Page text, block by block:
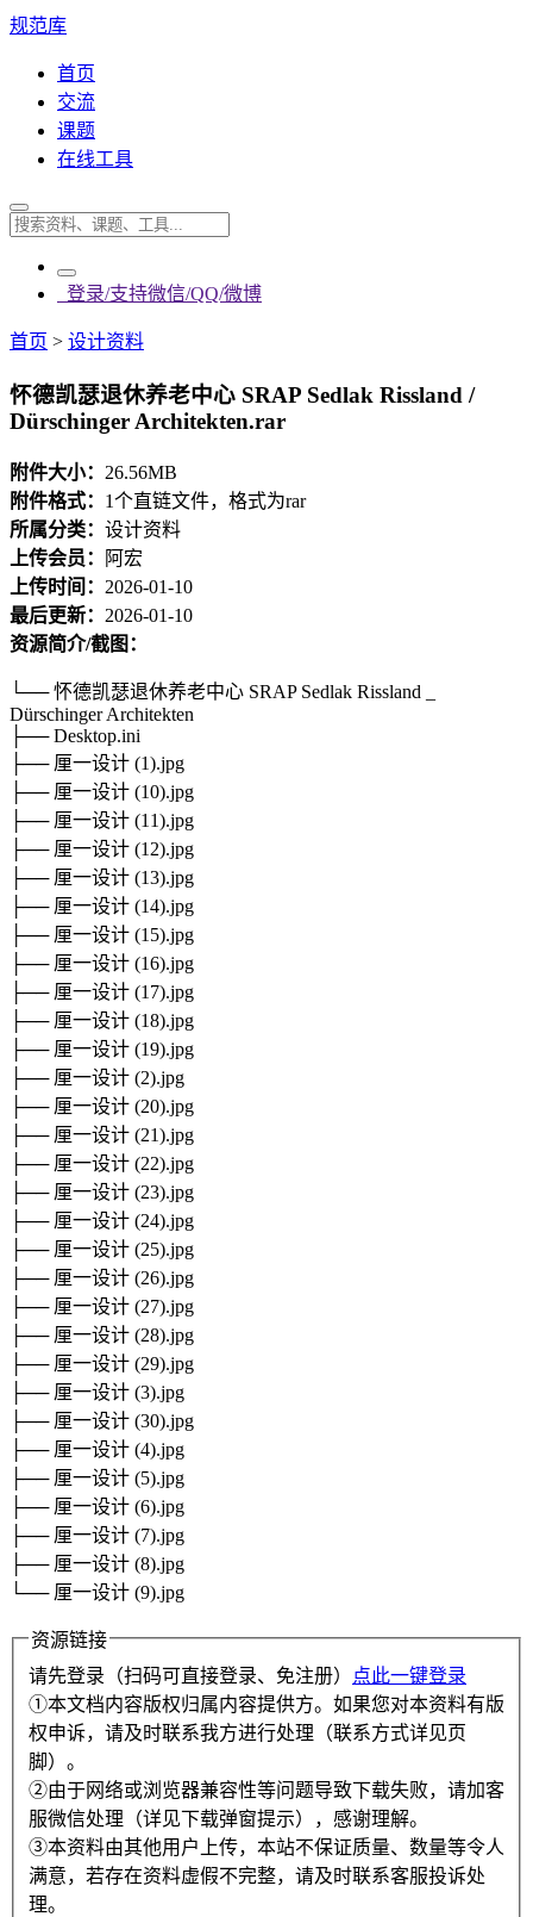
规范库
首页
交流
课题
在线工具
登录/支持微信/QQ/微博
首页 > 设计资料
怀德凯瑟退休养老中心 SRAP Sedlak Rissland /
Dürschinger Architekten.rar
附件大小： 26.56MB
附件格式： 1个直链文件，格式为rar
所属分类： 设计资料
上传会员：
阿宏
上传时间： 2026-01-10
最后更新： 2026-01-10
资源简介/截图：
└── 怀德凯瑟退休养老中心 SRAP Sedlak Rissland _
Dürschinger Architekten
├── Desktop.ini
├── 厘一设计 (1).jpg
├── 厘一设计 (10).jpg
├── 厘一设计 (11).jpg
├── 厘一设计 (12).jpg
├── 厘一设计 (13).jpg
├── 厘一设计 (14).jpg
├── 厘一设计 (15).jpg
├── 厘一设计 (16).jpg
├── 厘一设计 (17).jpg
├── 厘一设计 (18).jpg
├── 厘一设计 (19).jpg
├── 厘一设计 (2).jpg
├── 厘一设计 (20).jpg
├── 厘一设计 (21).jpg
├── 厘一设计 (22).jpg
├── 厘一设计 (23).jpg
├── 厘一设计 (24).jpg
├── 厘一设计 (25).jpg
├── 厘一设计 (26).jpg
├── 厘一设计 (27).jpg
├── 厘一设计 (28).jpg
├── 厘一设计 (29).jpg
├── 厘一设计 (3).jpg
├── 厘一设计 (30).jpg
├── 厘一设计 (4).jpg
├── 厘一设计 (5).jpg
├── 厘一设计 (6).jpg
├── 厘一设计 (7).jpg
├── 厘一设计 (8).jpg
└── 厘一设计 (9).jpg
资源链接
请先登录（扫码可直接登录、免注册）
点此一键登录
①本文档内容版权归属内容提供方。如果您对本资料有版
权申诉，请及时联系我方进行处理（联系方式详见页
脚）。
②由于网络或浏览器兼容性等问题导致下载失败，请加客
服微信处理（详见下载弹窗提示），感谢理解。
③本资料由其他用户上传，本站不保证质量、数量等令人
满意，若存在资料虚假不完整，请及时联系客服投诉处
理。